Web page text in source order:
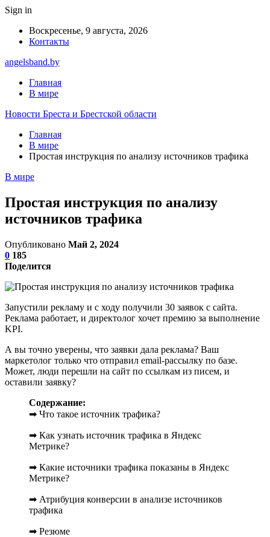
Sign in
Воскресенье, 9 августа, 2026
Контакты
angelsband.by
Главная
В мире
Новости Бреста и Брестской области
Главная
В мире
Простая инструкция по анализу источников трафика
В мире
Простая инструкция по анализу
источников трафика
Опубликовано Май 2, 2024
0 185
Поделится
Запустили рекламу и с ходу получили 30 заявок с сайта.
Реклама работает, и директолог хочет премию за выполнение
KPI.
А вы точно уверены, что заявки дала реклама? Ваш
маркетолог только что отправил email-рассылку по базе.
Может, люди перешли на сайт по ссылкам из писем, и
оставили заявку?
Содержание:
➡ Что такое источник трафика?
➡ Как узнать источник трафика в Яндекс
Метрике?
➡ Какие источники трафика показаны в Яндекс
Метрике?
➡ Атрибуция конверсии в анализе источников
трафика
➡ Резюме